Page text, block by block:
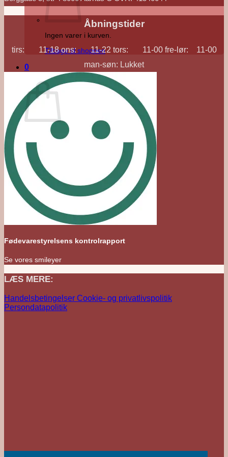
Ingen varer i kurven.
Tilbage til shoppen
0
Ingen varer i kurven.
Tilbage til shoppen
Åbningstider
tirs: 11-18 ons: 11-22 tors: 11-00 fre-lør: 11-00
man-søn: Lukket
Fødevarestyrelsens kontrolrapport
Se vores smileyer
LÆS MERE:
Handelsbetingelser Cookie- og privatlivspolitik
Persondatapolitik